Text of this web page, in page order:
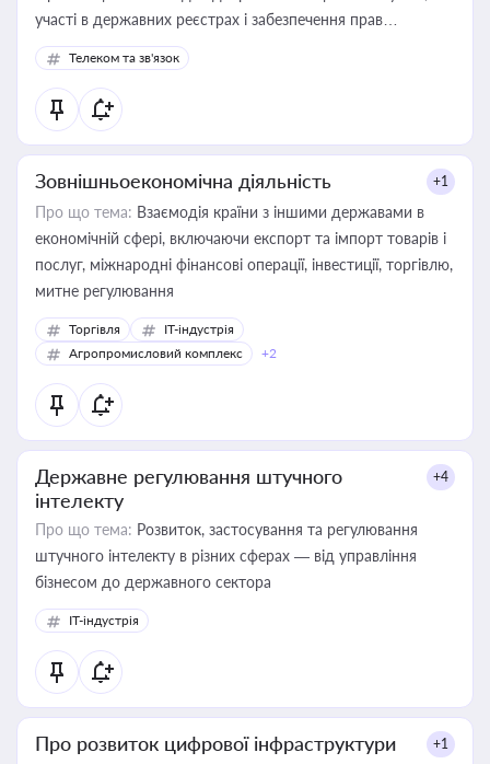
участі в державних реєстрах і забезпечення прав
споживачів.
Телеком та зв'язок
Зовнішньоекономічна діяльність +1
Про що тема: Взаємодія країни з іншими державами в
економічній сфері, включаючи експорт та імпорт товарів і
послуг, міжнародні фінансові операції, інвестиції, торгівлю,
митне регулювання
Торгівля
IT-індустрія
Агропромисловий комплекс
+2
Державне регулювання штучного
інтелекту
+4
Про що тема: Розвиток, застосування та регулювання
штучного інтелекту в різних сферах — від управління
бізнесом до державного сектора
IT-індустрія
Про розвиток цифрової інфраструктури +1